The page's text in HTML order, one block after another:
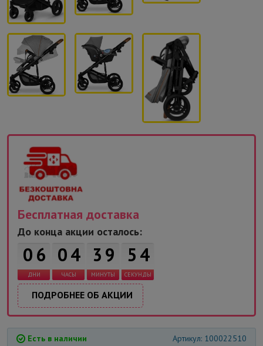
Бесплатная доставка
До конца акции осталось:
0 6
ДНИ
04
ЧАСЫ
3 9
МИНУТЫ
5
3
4
СЕКУНДЫ
ПОДРОБНЕЕ ОБ АКЦИИ
Есть в наличии Артикул: 100022510